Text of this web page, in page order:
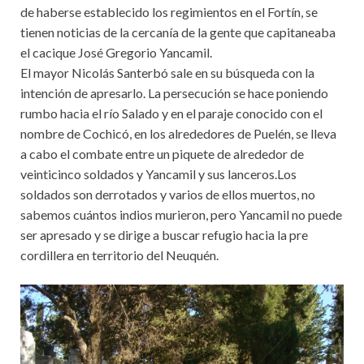
de haberse establecido los regimientos en el Fortín, se
tienen noticias de la cercanía de la gente que capitaneaba
el cacique José Gregorio Yancamil.
El mayor Nicolás Santerbó sale en su búsqueda con la
intención de apresarlo. La persecución se hace poniendo
rumbo hacia el río Salado y en el paraje conocido con el
nombre de Cochicó, en los alrededores de Puelén, se lleva
a cabo el combate entre un piquete de alrededor de
veinticinco soldados y Yancamil y sus lanceros.Los
soldados son derrotados y varios de ellos muertos, no
sabemos cuántos indios murieron, pero Yancamil no puede
ser apresado y se dirige a buscar refugio hacia la pre
cordillera en territorio del Neuquén.